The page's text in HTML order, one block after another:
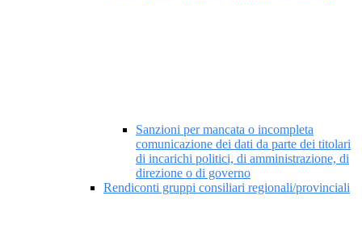
Sanzioni per mancata o incompleta
comunicazione dei dati da parte dei titolari
di incarichi politici, di amministrazione, di
direzione o di governo
Rendiconti gruppi consiliari regionali/provinciali